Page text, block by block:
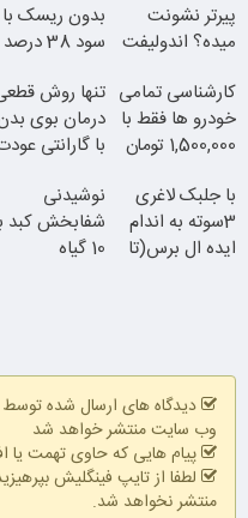
پیرتر نشونت
میده؟ اندولیفت
بدون ریسک با
سود 38 درصد
کارشناسی تمامی
خودرو ها فقط با
1,500,000 تومان
تنها روش
درمان بوی
با گارانتی
با جلبک لاغری
3سوته به اندام
ایده ال برس(تا
نوشیدنی
شفابخش کبد
10 گیاه
دیدگاه های ارسال شده
وب سایت منتشر خواهد شد
پیام هایی که حاوی تهمت یا
لطفا از تایپ فینگلیش
منتشر نخواهد شد.